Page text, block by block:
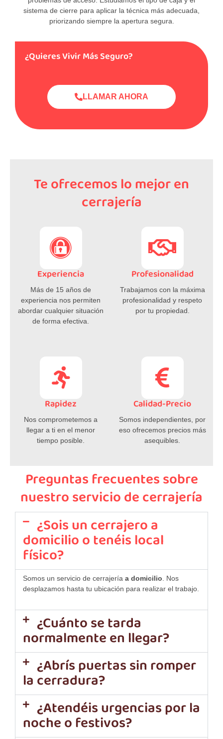
sistema de cierre para aplicar la técnica más adecuada,
priorizando siempre la apertura segura.
¿Quieres Vivir Más Seguro?
LLAMAR AHORA
Te ofrecemos lo mejor en
cerrajería
Experiencia
Más de 15 años de
experiencia nos permiten
abordar cualquier situación
de forma efectiva.
Profesionalidad
Trabajamos con la máxima
profesionalidad y respeto
por tu propiedad.
Rapidez
Nos comprometemos a
llegar a ti en el menor
tiempo posible.
Calidad-Precio
Somos independientes, por
eso ofrecemos precios más
asequibles.
Preguntas frecuentes sobre
nuestro servicio de cerrajería
¿Sois un cerrajero a
domicilio o tenéis local
físico?
Somos un servicio de cerrajería a domicilio . Nos
desplazamos hasta tu ubicación para realizar el trabajo.
¿Cuánto se tarda
normalmente en llegar?
¿Abrís puertas sin romper
la cerradura?
¿Atendéis urgencias por la
noche o festivos?